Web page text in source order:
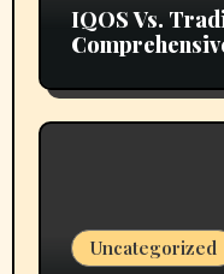
IQOS Vs.
Uncategorized